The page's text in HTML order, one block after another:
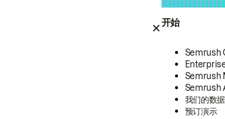
开始
Semrush
Semrush
Semrush
我们的数据
预订演示